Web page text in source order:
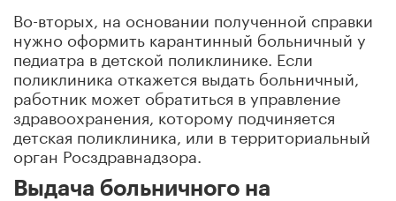
Во-вторых, на основании полученной справки
нужно оформить карантинный больничный у
педиатра в детской поликлинике. Если
поликлиника откажется выдать больничный,
работник может обратиться в управление
здравоохранения, которому подчиняется
детская поликлиника, или в территориальный
орган Росздравнадзора.
Выдача больничного на